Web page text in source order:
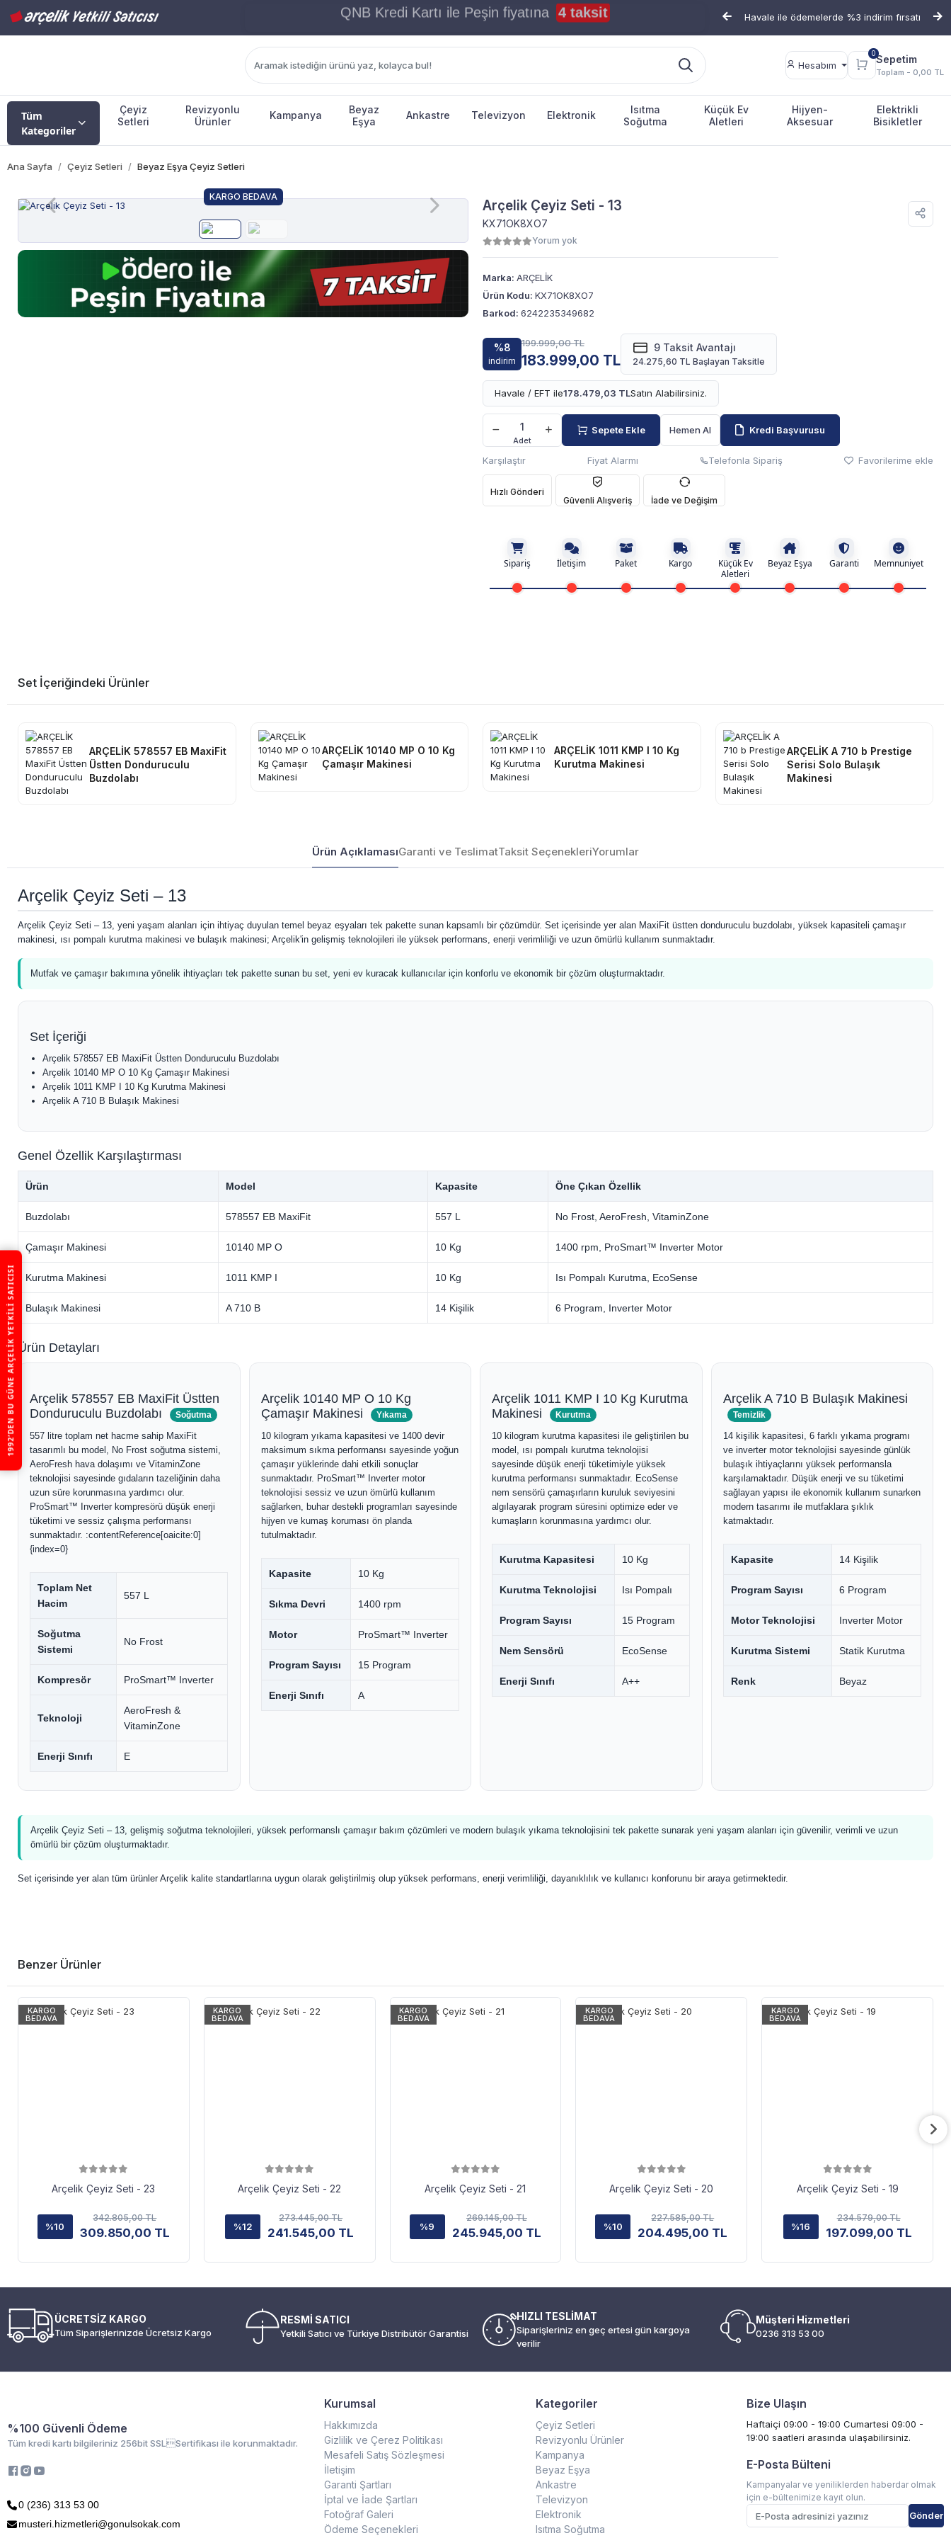
Halk Bankası ile Peşin fiyatına 4 taksit
Havale ile ödemelerde %3 indirim fırsatı
Hesabım
0
Sepetim
Toplam - 0,00 TL
1992’DEN BU GÜNE ARÇELIK YETKILI SATICISI
Tüm
Kategoriler
Çeyiz
Setleri
Revizyonlu
Ürünler
Kampanya
Beyaz
Eşya
Ankastre Televizyon Elektronik
Isıtma
Soğutma
Küçük Ev
Aletleri
Hijyen-
Aksesuar
Elektrikli
Bisikletler
Ana Sayfa Çeyiz Setleri Beyaz Eşya Çeyiz Setleri
KARGO BEDAVA
Arçelik Çeyiz Seti - 13
KX71OK8XO7
Yorum yok
Marka: ARÇELİK
Ürün Kodu: KX71OK8XO7
Barkod: 6242235349682
%8
indirim
199.999,00 TL
183.999,00 TL
9 Taksit Avantajı
24.275,60 TL Başlayan Taksitle
Havale / EFT ile178.479,03 TLSatın Alabilirsiniz.
Adet
Sepete Ekle Hemen Al Kredi Başvurusu
Karşılaştır Fiyat Alarmı Telefonla Sipariş Favorilerime ekle
Hızlı Gönderi
Güvenli Alışveriş
İade ve Değişim
Sipariş İletişim Paket Kargo
Küçük Ev
Aletleri
Beyaz Eşya Garanti Memnuniyet
Set İçeriğindeki Ürünler
ARÇELİK 578557 EB MaxiFit
Üstten Donduruculu
Buzdolabı
ARÇELİK 10140 MP O 10 Kg
Çamaşır Makinesi
ARÇELİK 1011 KMP I 10 Kg
Kurutma Makinesi
ARÇELİK A 710 b Prestige
Serisi Solo Bulaşık
Makinesi
Ürün AçıklamasıGaranti ve TeslimatTaksit SeçenekleriYorumlar
Arçelik Çeyiz Seti – 13
Arçelik Çeyiz Seti – 13, yeni yaşam alanları için ihtiyaç duyulan temel beyaz eşyaları tek pakette sunan kapsamlı bir çözümdür. Set içerisinde yer alan MaxiFit üstten donduruculu buzdolabı, yüksek kapasiteli çamaşır
makinesi, ısı pompalı kurutma makinesi ve bulaşık makinesi; Arçelik'in gelişmiş teknolojileri ile yüksek performans, enerji verimliliği ve uzun ömürlü kullanım sunmaktadır.
Mutfak ve çamaşır bakımına yönelik ihtiyaçları tek pakette sunan bu set, yeni ev kuracak kullanıcılar için konforlu ve ekonomik bir çözüm oluşturmaktadır.
Set İçeriği
Arçelik 578557 EB MaxiFit Üstten Donduruculu Buzdolabı
Arçelik 10140 MP O 10 Kg Çamaşır Makinesi
Arçelik 1011 KMP I 10 Kg Kurutma Makinesi
Arçelik A 710 B Bulaşık Makinesi
Genel Özellik Karşılaştırması
Ürün Model Kapasite Öne Çıkan Özellik
Buzdolabı 578557 EB MaxiFit 557 L No Frost, AeroFresh, VitaminZone
Çamaşır Makinesi 10140 MP O 10 Kg 1400 rpm, ProSmart™ Inverter Motor
Kurutma Makinesi 1011 KMP I 10 Kg Isı Pompalı Kurutma, EcoSense
Bulaşık Makinesi A 710 B 14 Kişilik 6 Program, Inverter Motor
Ürün Detayları
Arçelik 578557 EB MaxiFit Üstten
Donduruculu Buzdolabı
Soğutma
557 litre toplam net hacme sahip MaxiFit
tasarımlı bu model, No Frost soğutma sistemi,
AeroFresh hava dolaşımı ve VitaminZone
teknolojisi sayesinde gıdaların tazeliğinin daha
uzun süre korunmasına yardımcı olur.
ProSmart™ Inverter kompresörü düşük enerji
tüketimi ve sessiz çalışma performansı
sunmaktadır. :contentReference[oaicite:0]
{index=0}
Toplam Net
Hacim
557 L
Soğutma
Sistemi
No Frost
Kompresör ProSmart™ Inverter
Teknoloji
AeroFresh &
VitaminZone
Enerji Sınıfı E
Arçelik 10140 MP O 10 Kg
Çamaşır Makinesi
Yıkama
10 kilogram yıkama kapasitesi ve 1400 devir
maksimum sıkma performansı sayesinde yoğun
çamaşır yüklerinde dahi etkili sonuçlar
sunmaktadır. ProSmart™ Inverter motor
teknolojisi sessiz ve uzun ömürlü kullanım
sağlarken, buhar destekli programları sayesinde
hijyen ve kumaş koruması ön planda
tutulmaktadır.
Kapasite 10 Kg
Sıkma Devri 1400 rpm
Motor ProSmart™ Inverter
Program Sayısı 15 Program
Enerji Sınıfı A
Arçelik 1011 KMP I 10 Kg Kurutma
Makinesi
Kurutma
10 kilogram kurutma kapasitesi ile geliştirilen bu
model, ısı pompalı kurutma teknolojisi
sayesinde düşük enerji tüketimiyle yüksek
kurutma performansı sunmaktadır. EcoSense
nem sensörü çamaşırların kuruluk seviyesini
algılayarak program süresini optimize eder ve
kumaşların korunmasına yardımcı olur.
Kurutma Kapasitesi 10 Kg
Kurutma Teknolojisi Isı Pompalı
Program Sayısı 15 Program
Nem Sensörü EcoSense
Enerji Sınıfı A++
Arçelik A 710 B Bulaşık Makinesi
Temizlik
14 kişilik kapasitesi, 6 farklı yıkama programı
ve inverter motor teknolojisi sayesinde günlük
bulaşık ihtiyaçlarını yüksek performansla
karşılamaktadır. Düşük enerji ve su tüketimi
sağlayan yapısı ile ekonomik kullanım sunarken
modern tasarımı ile mutfaklara şıklık
katmaktadır.
Kapasite 14 Kişilik
Program Sayısı 6 Program
Motor Teknolojisi Inverter Motor
Kurutma Sistemi Statik Kurutma
Renk Beyaz
Arçelik Çeyiz Seti – 13, gelişmiş soğutma teknolojileri, yüksek performanslı çamaşır bakım çözümleri ve modern bulaşık yıkama teknolojisini tek pakette sunarak yeni yaşam alanları için güvenilir, verimli ve uzun
ömürlü bir çözüm oluşturmaktadır.
Set içerisinde yer alan tüm ürünler Arçelik kalite standartlarına uygun olarak geliştirilmiş olup yüksek performans, enerji verimliliği, dayanıklılık ve kullanıcı konforunu bir araya getirmektedir.
Benzer Ürünler
KARGO
BEDAVA
Arçelik Çeyiz Seti - 23
%10
342.805,00 TL
309.850,00 TL
KARGO
BEDAVA
Arçelik Çeyiz Seti - 22
%12
273.445,00 TL
241.545,00 TL
KARGO
BEDAVA
Arçelik Çeyiz Seti - 21
%9
269.145,00 TL
245.945,00 TL
KARGO
BEDAVA
Arçelik Çeyiz Seti - 20
%10
227.585,00 TL
204.495,00 TL
KARGO
BEDAVA
Arçelik Çeyiz Seti - 19
%16
234.579,00 TL
197.099,00 TL
ÜCRETSİZ KARGO
Tüm Siparişlerinizde Ücretsiz Kargo
RESMİ SATICI
Yetkili Satıcı ve Türkiye Distribütör Garantisi
HIZLI TESLİMAT
Siparişleriniz en geç ertesi gün kargoya
verilir
Müşteri Hizmetleri
0236 313 53 00
%100 Güvenli Ödeme
Tüm kredi kartı bilgileriniz 256bit SSLSertifikası ile korunmaktadır.
0 (236) 313 53 00
musteri.hizmetleri@gonulsokak.com
Kurumsal
Hakkımızda
Gizlilik ve Çerez Politikası
Mesafeli Satış Sözleşmesi
İletişim
Garanti Şartları
İptal ve İade Şartları
Fotoğraf Galeri
Ödeme Seçenekleri
Kategoriler
Çeyiz Setleri
Revizyonlu Ürünler
Kampanya
Beyaz Eşya
Ankastre
Televizyon
Elektronik
Isıtma Soğutma
Bize Ulaşın
Haftaiçi 09:00 - 19:00 Cumartesi 09:00 -
19:00 saatleri arasında ulaşabilirsiniz.
E-Posta Bülteni
Kampanyalar ve yeniliklerden haberdar olmak
için e-bültenimize kayıt olun.
Gönder